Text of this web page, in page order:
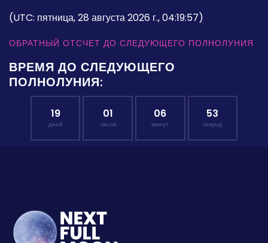
(UTC: пятница, 28 августа 2026 г., 04:19:57)
ОБРАТНЫЙ ОТСЧЕТ ДО СЛЕДУЮЩЕГО ПОЛНОЛУНИЯ
ВРЕМЯ ДО СЛЕДУЮЩЕГО
ПОЛНОЛУНИЯ:
19
дней
01
часов
06
минут
52
секунд